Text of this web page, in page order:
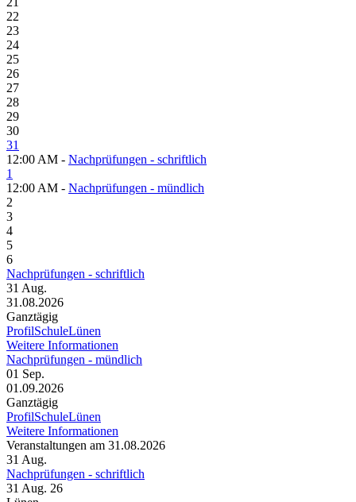
22
23
24
25
26
27
28
29
30
31
12:00 AM - Nachprüfungen - schriftlich
1
12:00 AM - Nachprüfungen - mündlich
2
3
4
5
6
Nachprüfungen - schriftlich
31 Aug.
31.08.2026
Ganztägig
ProfilSchuleLünen
Weitere Informationen
Nachprüfungen - mündlich
01 Sep.
01.09.2026
Ganztägig
ProfilSchuleLünen
Weitere Informationen
Veranstaltungen am 31.08.2026
31 Aug.
Nachprüfungen - schriftlich
31 Aug. 26